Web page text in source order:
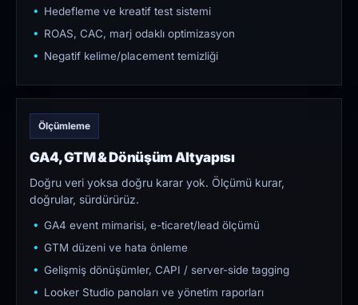
Hedefleme ve kreatif test sistemi
ROAS, CAC, marj odaklı optimizasyon
Negatif kelime/placement temizliği
Ölçümleme
GA4, GTM & Dönüşüm Altyapısı
Doğru veri yoksa doğru karar yok. Ölçümü kurar,
doğrular, sürdürürüz.
GA4 event mimarisi, e-ticaret/lead ölçümü
GTM düzeni ve hata önleme
Gelişmiş dönüşümler, CAPI / server-side tagging
Looker Studio panoları ve yönetim raporları